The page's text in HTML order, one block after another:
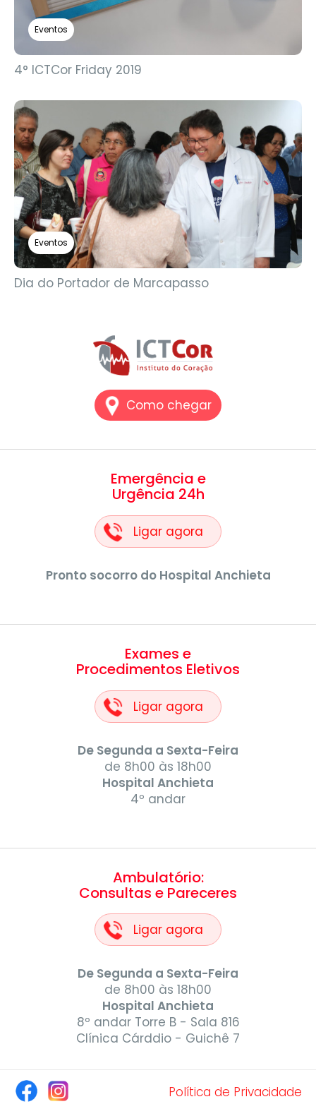
Eventos
4° ICTCor Friday 2019
Eventos
Dia do Portador de Marcapasso
Como chegar
Emergência e
Urgência 24h
Ligar agora
Pronto socorro do Hospital Anchieta
Exames e
Procedimentos Eletivos
Ligar agora
De Segunda a Sexta-Feira
de 8h00 às 18h00
Hospital Anchieta
4º andar
Ambulatório:
Consultas e Pareceres
Ligar agora
De Segunda a Sexta-Feira
de 8h00 às 18h00
Hospital Anchieta
8º andar Torre B - Sala 816
Clínica Cárddio - Guichê 7
Política de Privacidade